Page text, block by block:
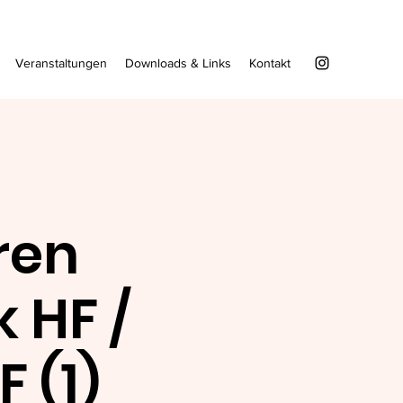
Veranstaltungen Downloads & Links Kontakt
/
(1)